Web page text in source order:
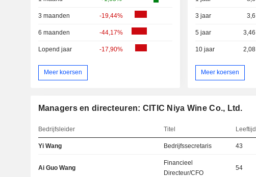
3 maanden -19,44%
6 maanden -44,17%
Lopend jaar -17,90%
Meer koersen
3 jaar 3,6
5 jaar 3,46
10 jaar 2,08
Meer koersen
Managers en directeuren: CITIC Niya Wine Co., Ltd.
Bedrijfsleider Titel Leeftijd
Yi Wang Bedrijfssecretaris 43
Ai Guo Wang
Financieel
Directeur/CFO
54